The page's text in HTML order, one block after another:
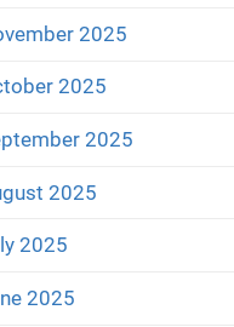
2025
2025
2025
2025
2025
2025